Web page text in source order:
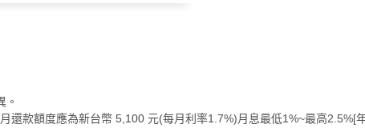
。
款額度應為新台幣 5,100 元(每月利率1.7%)月息最低1%~最高2.5%[